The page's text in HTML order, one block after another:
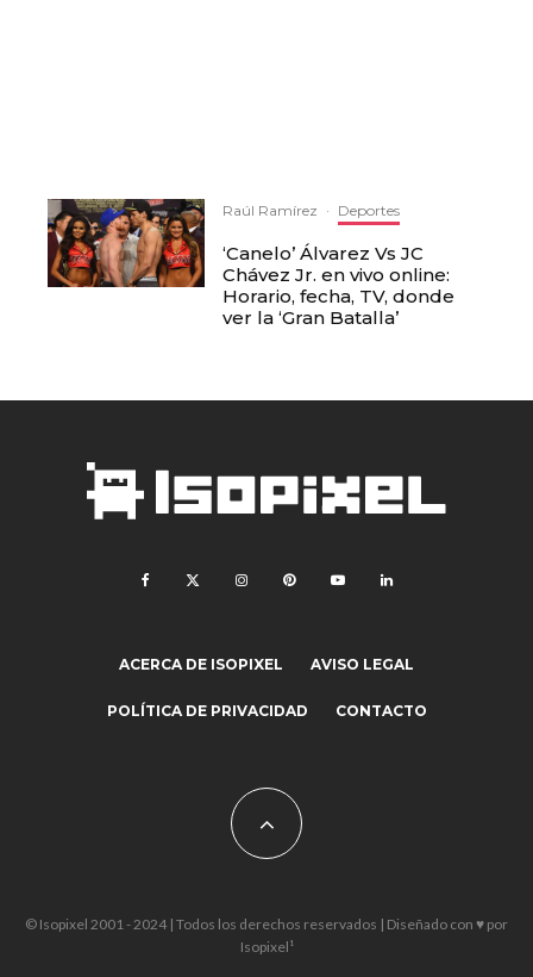
Raúl Ramírez · Deportes
‘Canelo’ Álvarez Vs JC
Chávez Jr. en vivo online:
Horario, fecha, TV, donde
ver la ‘Gran Batalla’
ACERCA DE ISOPIXEL AVISO LEGAL
POLÍTICA DE PRIVACIDAD CONTACTO
© Isopixel 2001 - 2024 | Todos los derechos reservados | Diseñado con ♥ por
Isopixel¹